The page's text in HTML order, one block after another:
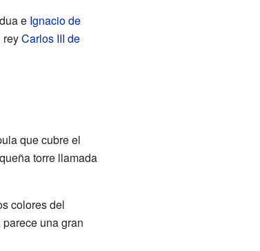
e Ignacio de
reyCarlos III de
que cubre el
torre llamada
colores del
una gran